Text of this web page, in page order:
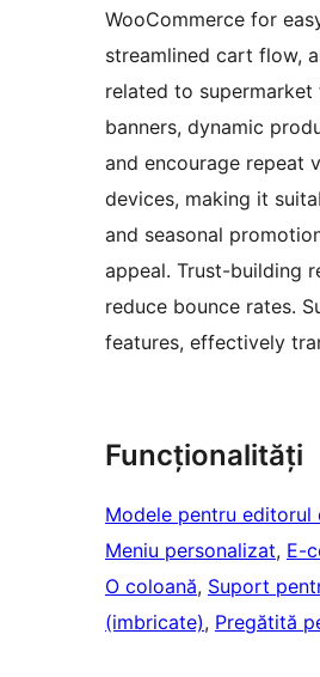
WooCommerce for
streamlined cart flow,
related to
banners, dynamic
and encourage repeat
devices, making it
and seasonal
appeal. Trust-building
reduce bounce rates.
features, effectively
Funcționalități
Modele pentru editorul
Meniu personalizat, E-
O coloană, Suport
(imbricate), Pregătită